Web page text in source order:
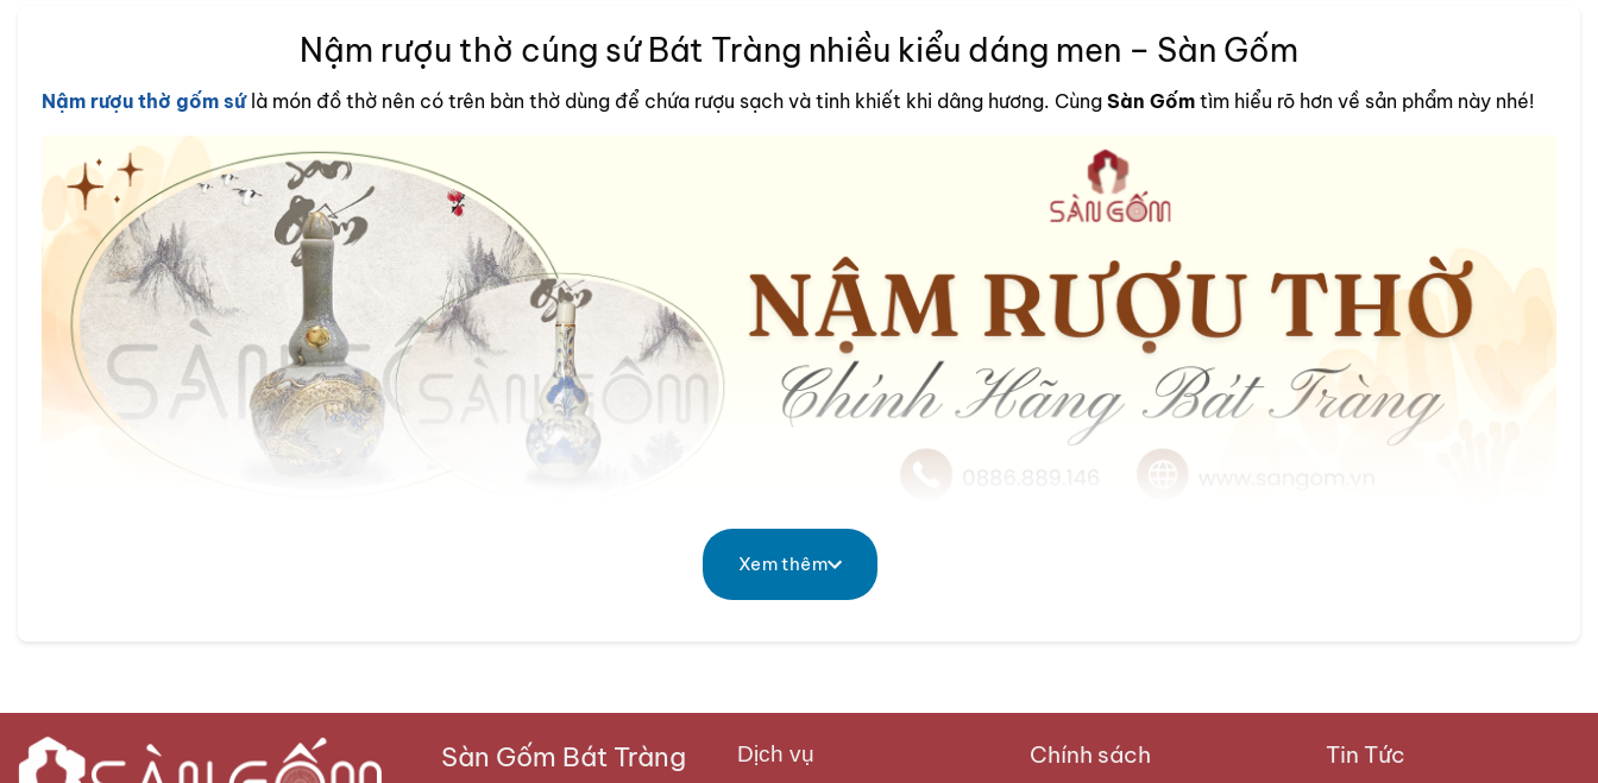
Các
có
được
trang
phẩm
biến
thể.
Các
chọn
thể
được
chọn
sản
phẩm
biến
thể.
Các
trang
sản
phẩm
Nậm rượu thờ cúng sứ Bát Tràng nhiều kiểu dáng men – Sàn Gốm
Nậm rượu thờ gốm sứlà món đồ thờ nên có trên bàn thờ dùng để chứa rượu sạch và tinh khiết khi dâng hương. Cùng Sàn Gốm tìm hiểu rõ hơn về sản phẩm này nhé!
Sàn Gốm Bát Tràng- Địa chỉ mua nậm rượu thờ chính hãng Bát Tràng
Xem thêm
Sàn Gốm Bát Tràng Dịch vụ Chính sách Tin Tức